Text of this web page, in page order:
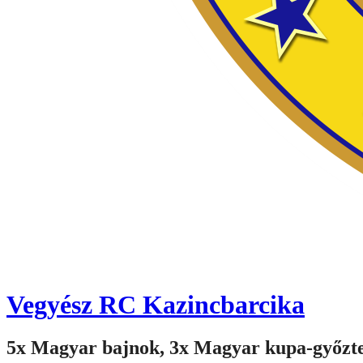
Vegyész RC Kazincbarcika
5x Magyar bajnok, 3x Magyar kupa-